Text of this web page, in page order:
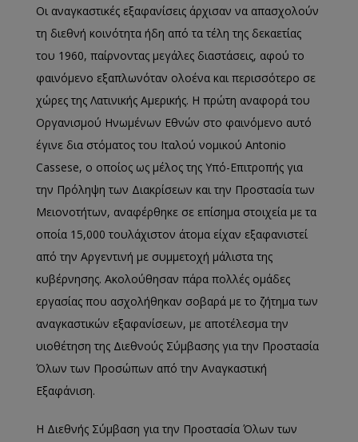
Οι αναγκαστικές εξαφανίσεις άρχισαν να απασχολούν
τη διεθνή κοινότητα ήδη από τα τέλη της δεκαετίας
του 1960, παίρνοντας μεγάλες διαστάσεις, αφού το
φαινόμενο εξαπλωνόταν ολοένα και περισσότερο σε
χώρες της Λατινικής Αμερικής. Η πρώτη αναφορά του
Οργανισμού Ηνωμένων Εθνών στο φαινόμενο αυτό
έγινε δια στόματος του Ιταλού νομικού Antonio
Cassese, o οποίος ως μέλος της Υπό-Επιτροπής για
την Πρόληψη των Διακρίσεων και την Προστασία των
Μειονοτήτων, αναφέρθηκε σε επίσημα στοιχεία με τα
οποία 15,000 τουλάχιστον άτομα είχαν εξαφανιστεί
από την Αργεντινή με συμμετοχή μάλιστα της
κυβέρνησης. Ακολούθησαν πάρα πολλές ομάδες
εργασίας που ασχολήθηκαν σοβαρά με το ζήτημα των
αναγκαστικών εξαφανίσεων, με αποτέλεσμα την
υιοθέτηση της Διεθνούς Σύμβασης για την Προστασία
Όλων των Προσώπων από την Αναγκαστική
Εξαφάνιση.
Η Διεθνής Σύμβαση για την Προστασία Όλων των